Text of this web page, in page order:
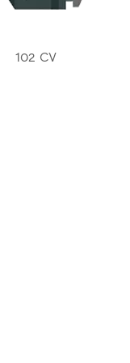
102 CV